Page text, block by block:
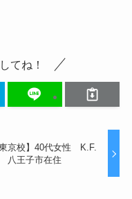
てね！
東京校】40代女性 K.F.
八王子市在住